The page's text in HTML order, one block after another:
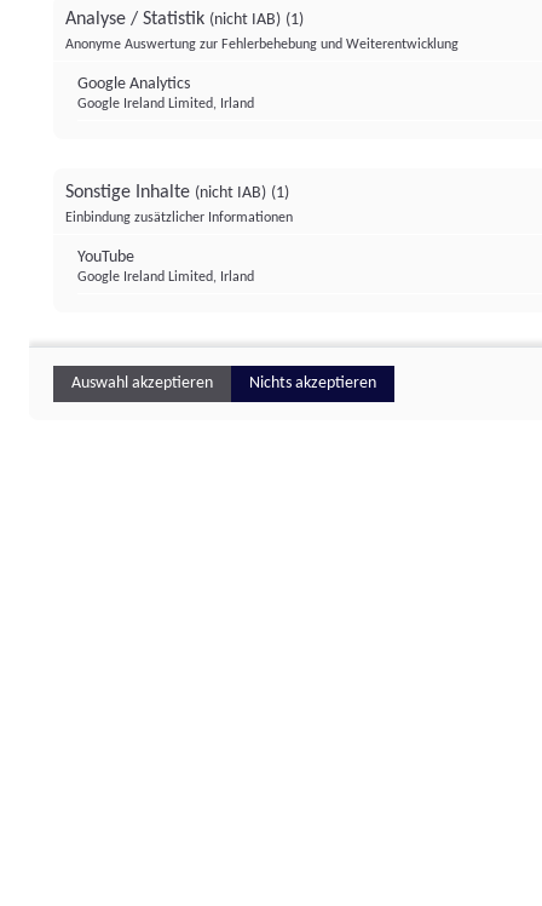
Analyse / Statistik (nicht IAB) (1)
Anonyme Auswertung zur Fehlerbehebung und Weiterentwicklung
Google Analytics
Google Ireland Limited, Irland
Sonstige Inhalte (nicht IAB) (1)
Einbindung zusätzlicher Informationen
YouTube
Google Ireland Limited, Irland
Auswahl akzeptieren Nichts akzeptieren